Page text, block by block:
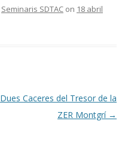
Seminaris SDTAC on 18 abril
Dues Caceres del Tresor de la
ZER Montgrí →